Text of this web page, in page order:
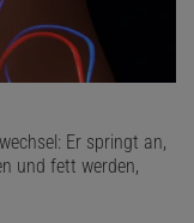
Er springt an,
und fett werden,